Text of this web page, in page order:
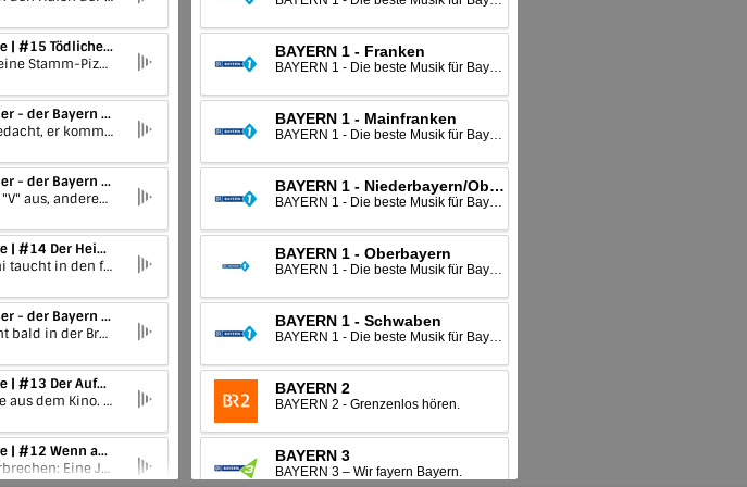
Bayern 3 True Crime | #15 Tödliche Freundschaft
Eine große Clique, eine Stamm-Pizzeria, regelmäßige Treffen und berufliche Verbindungen - doch dann fallen vor der Pizzeria Schüsse. Schnell wird klar: In der Freundesgruppe spielt sich mehr ab als zunächst gedacht.
Die SamstagsCrasher - der Bayern 3 Comedy Podcast | Schaffi macht den Bananenschein
Fast hätte Schaffi gedacht, er kommt um die Gag Challenge drum rum, aber nein: Stefan meldet sich rein, per Video und Audio und fordert einfach beide heraus. Außerdem gibt's den speziellen WM-Rückblick mit Techno-Schiri und heiße Hunde.
Die SamstagsCrasher - der Bayern 3 Comedy Podcast | Rien ne ()a plus
Den einen geht das "V" aus, anderen bereitet die französische Sprache Probleme...bei diesem Wahnsinn der Woche müssen Stefan Kreutzer und Sebastian Schaffstein erstmal eine ordentliche Trinkpause einlegen und das am Tag der offenen Tür.
Bayern 3 True Crime | #14 Der Heimweg
Die 19-jährige Vroni taucht in den frühen Morgenstunden betrunken bei ihrem Exfreund auf. Sie weint, zittert und erzählt ihm von einem furchtbaren Erlebnis. Etwas später sitzt ein junger Mann bei der Polizei und erzählt eine ganz andere Geschichte...
Die SamstagsCrasher - der Bayern 3 Comedy Podcast | Ötzis Darmstulle & Stefan in der Autohölle
Ötzi landet vielleicht bald in der Brotauslage: Forscher haben Hefe aus seinem Darm isoliert und damit Sauerteigbrot gebacken. Dazu: Stefan Kreutzers WM-Spezial der Gag-Challenge und eine neue Runde seines Auto-Albtraums - mit Schaffi als Chauffeur!
Bayern 3 True Crime | #13 Der Aufprall
Antje kommt gerade aus dem Kino. Sie steigt in ihr Auto, will nach Hause fahren. Der Weg führt sie stadtauswärts, vorbei an der Universität, die im Grünen liegt. Sie hat die Stadt noch nicht verlassen, da hört und spürt sie einen lauten Knall....
Bayern 3 True Crime | #12 Wenn aus Nähe Hass wird – Teil 2 mit Dr. Julia Shaw
Ein unfassbares Verbrechen: Eine Jugendliche bringt einen Kollegen dazu, ihre Eltern zu töten. Woher kommt Hass generell, was unterscheidet ihn von Wut - und warum trügt uns unsere Erinnerung? Kriminalpsychologin Dr. Julia Shaw geht diesen Fragen nach.